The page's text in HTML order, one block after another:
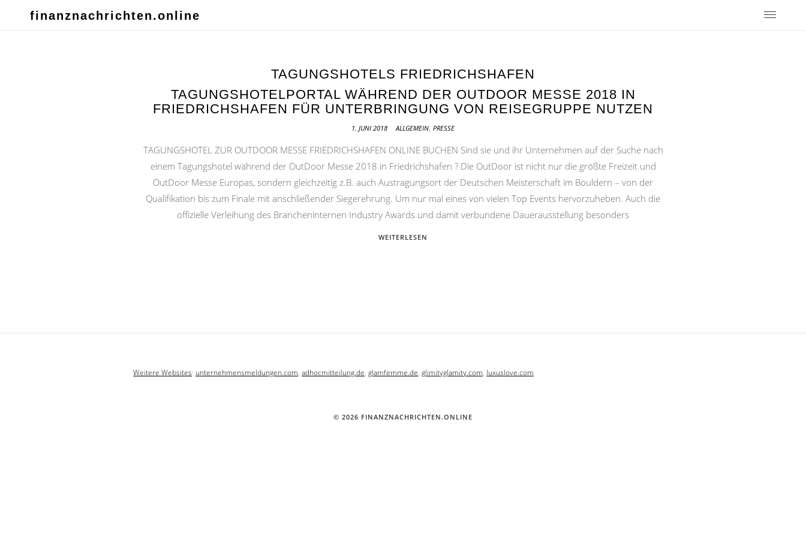
finanznachrichten.online
TAGUNGSHOTELS FRIEDRICHSHAFEN
TAGUNGSHOTELPORTAL WÄHREND DER OUTDOOR MESSE 2018 IN
FRIEDRICHSHAFEN FÜR UNTERBRINGUNG VON REISEGRUPPE NUTZEN
1. JUNI 2018 ALLGEMEIN, PRESSE
TAGUNGSHOTEL ZUR OUTDOOR MESSE FRIEDRICHSHAFEN ONLINE BUCHEN Sind sie und ihr Unternehmen auf der Suche nach
einem Tagungshotel während der OutDoor Messe 2018 in Friedrichshafen ? Die OutDoor ist nicht nur die größte Freizeit und
OutDoor Messe Europas, sondern gleichzeitig z.B. auch Austragungsort der Deutschen Meisterschaft im Bouldern – von der
Qualifikation bis zum Finale mit anschließender Siegerehrung. Um nur mal eines von vielen Top Events hervorzuheben. Auch die
offizielle Verleihung des Brancheninternen Industry Awards und damit verbundene Dauerausstellung besonders
WEITERLESEN
Weitere Websites: unternehmensmeldungen.com, adhocmitteilung.de, glamfemme.de, glimityglamity.com, luxuslove.com
© 2026 FINANZNACHRICHTEN.ONLINE